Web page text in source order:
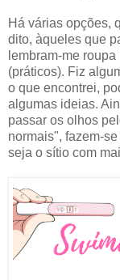
Há várias opções,
dito, àqueles que
lembram-me
(práticos). Fiz
o que encontrei,
algumas ideias.
passar os olhos
normais", fazem-
seja o sítio com